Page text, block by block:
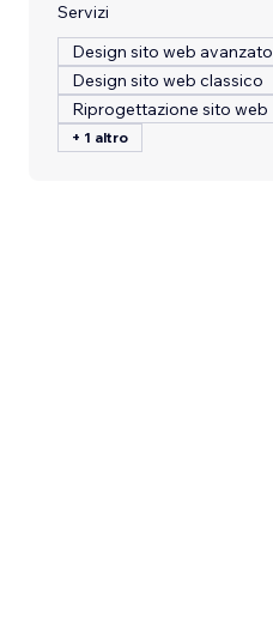
Servizi
Design sito web avanzato
Design sito web classico
Riprogettazione sito web
+ 1 altro